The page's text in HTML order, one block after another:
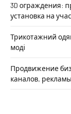
3D ограждения:
установка на
Трикотажний
моді
Продвижение
каналов,